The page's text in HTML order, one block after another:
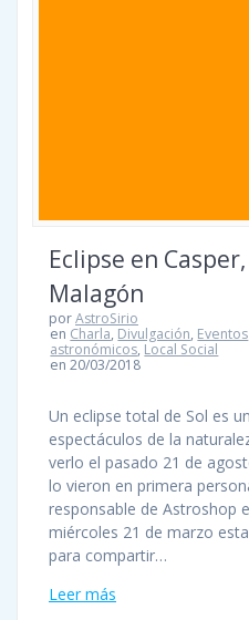
Eclipse en
Malagón
porAstroSirio
en Charla, Divulgación, Eventos
astronómicos, Local Social
en 20/03/2018
Un eclipse total de Sol es
espectáculos de la
verlo el pasado 21 de
lo vieron en primera
responsable de Astroshop
miércoles 21 de marzo
para compartir…
Leer más